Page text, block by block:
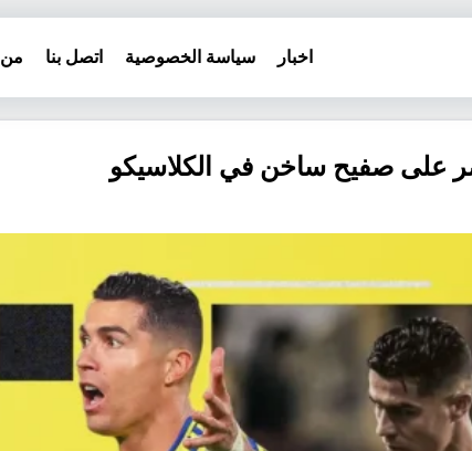
اخبار سياسة الخصوصية اتصل بنا
على صفيح ساخن في الكلاسيكو